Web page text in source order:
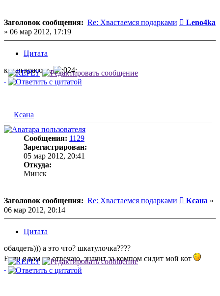
Заголовок сообщения: Re: Хвастаемся подарками
Leno4ka
» 06 мар 2012, 17:19
Цитата
какая красота,
Ксана
Сообщения: 1129
Зарегистрирован:
05 мар 2012, 20:41
Откуда:
Минск
Заголовок сообщения: Re: Хвастаемся подарками Ксана »
06 мар 2012, 20:14
Цитата
обалдеть))) а это что? шкатулочка????
Если я вам не отвечаю, значит за компом сидит мой кот